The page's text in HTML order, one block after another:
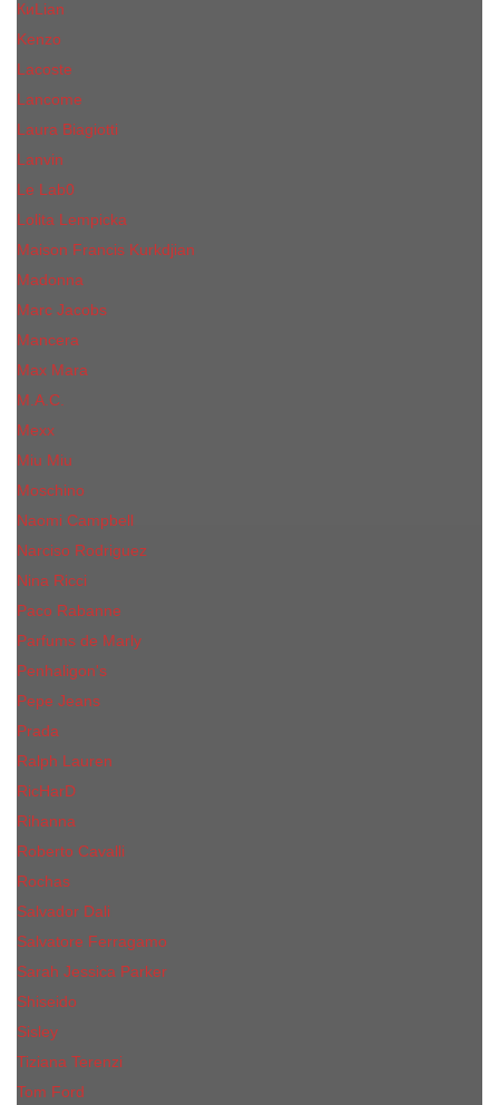
КиLian
Kenzo
Lacoste
Lancome
Laura Biagiotti
Lanvin
Lе Lab0
Lolita Lempicka
Maison Francis Kurkdjian
Madonna
Marc Jacobs
Mancera
Max Mara
M.А.C.
Mexx
Miu Miu
Mоsсhino
Naomi Campbell
Narciso Rodriguez
Nina Ricci
Paco Rabanne
Parfums de Marly
Penhaligon's
Pepe Jeans
Prada
Ralph Lauren
RicHarD
Rihanna
Roberto Cavalli
Rochas
Salvador Dali
Salvatore Ferragamo
Sarah Jessica Parker
Shiseido
Sisley
Tiziana Terenzi
Tom Ford